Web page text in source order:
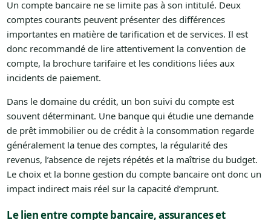
Un compte bancaire ne se limite pas à son intitulé. Deux
comptes courants peuvent présenter des différences
importantes en matière de tarification et de services. Il est
donc recommandé de lire attentivement la convention de
compte, la brochure tarifaire et les conditions liées aux
incidents de paiement.
Dans le domaine du crédit, un bon suivi du compte est
souvent déterminant. Une banque qui étudie une demande
de prêt immobilier ou de crédit à la consommation regarde
généralement la tenue des comptes, la régularité des
revenus, l’absence de rejets répétés et la maîtrise du budget.
Le choix et la bonne gestion du compte bancaire ont donc un
impact indirect mais réel sur la capacité d’emprunt.
Le lien entre compte bancaire, assurances et